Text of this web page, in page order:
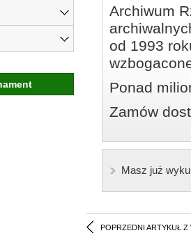
Archiwum
od 1993
Ponad
Zamów
Masz już
POPRZEDNI ARTYKUŁ Z